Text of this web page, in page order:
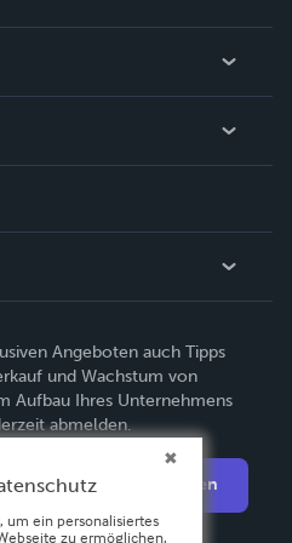
Angeboten auch Tipps
und Wachstum von
Aufbau Ihres Unternehmens
abmelden.
Abschicken
um ein personalisiertes
zu ermöglichen,